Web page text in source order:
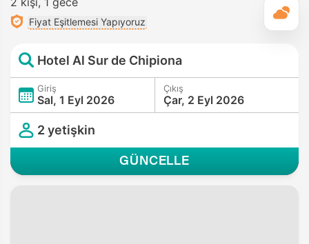
Fiyat Eşitlemesi Yapıyoruz
Hotel Al Sur de Chipiona
Giriş
Sal, 1 Eyl 2026
Çıkış
Çar, 2 Eyl 2026
2 yetişkin
GÜNCELLE